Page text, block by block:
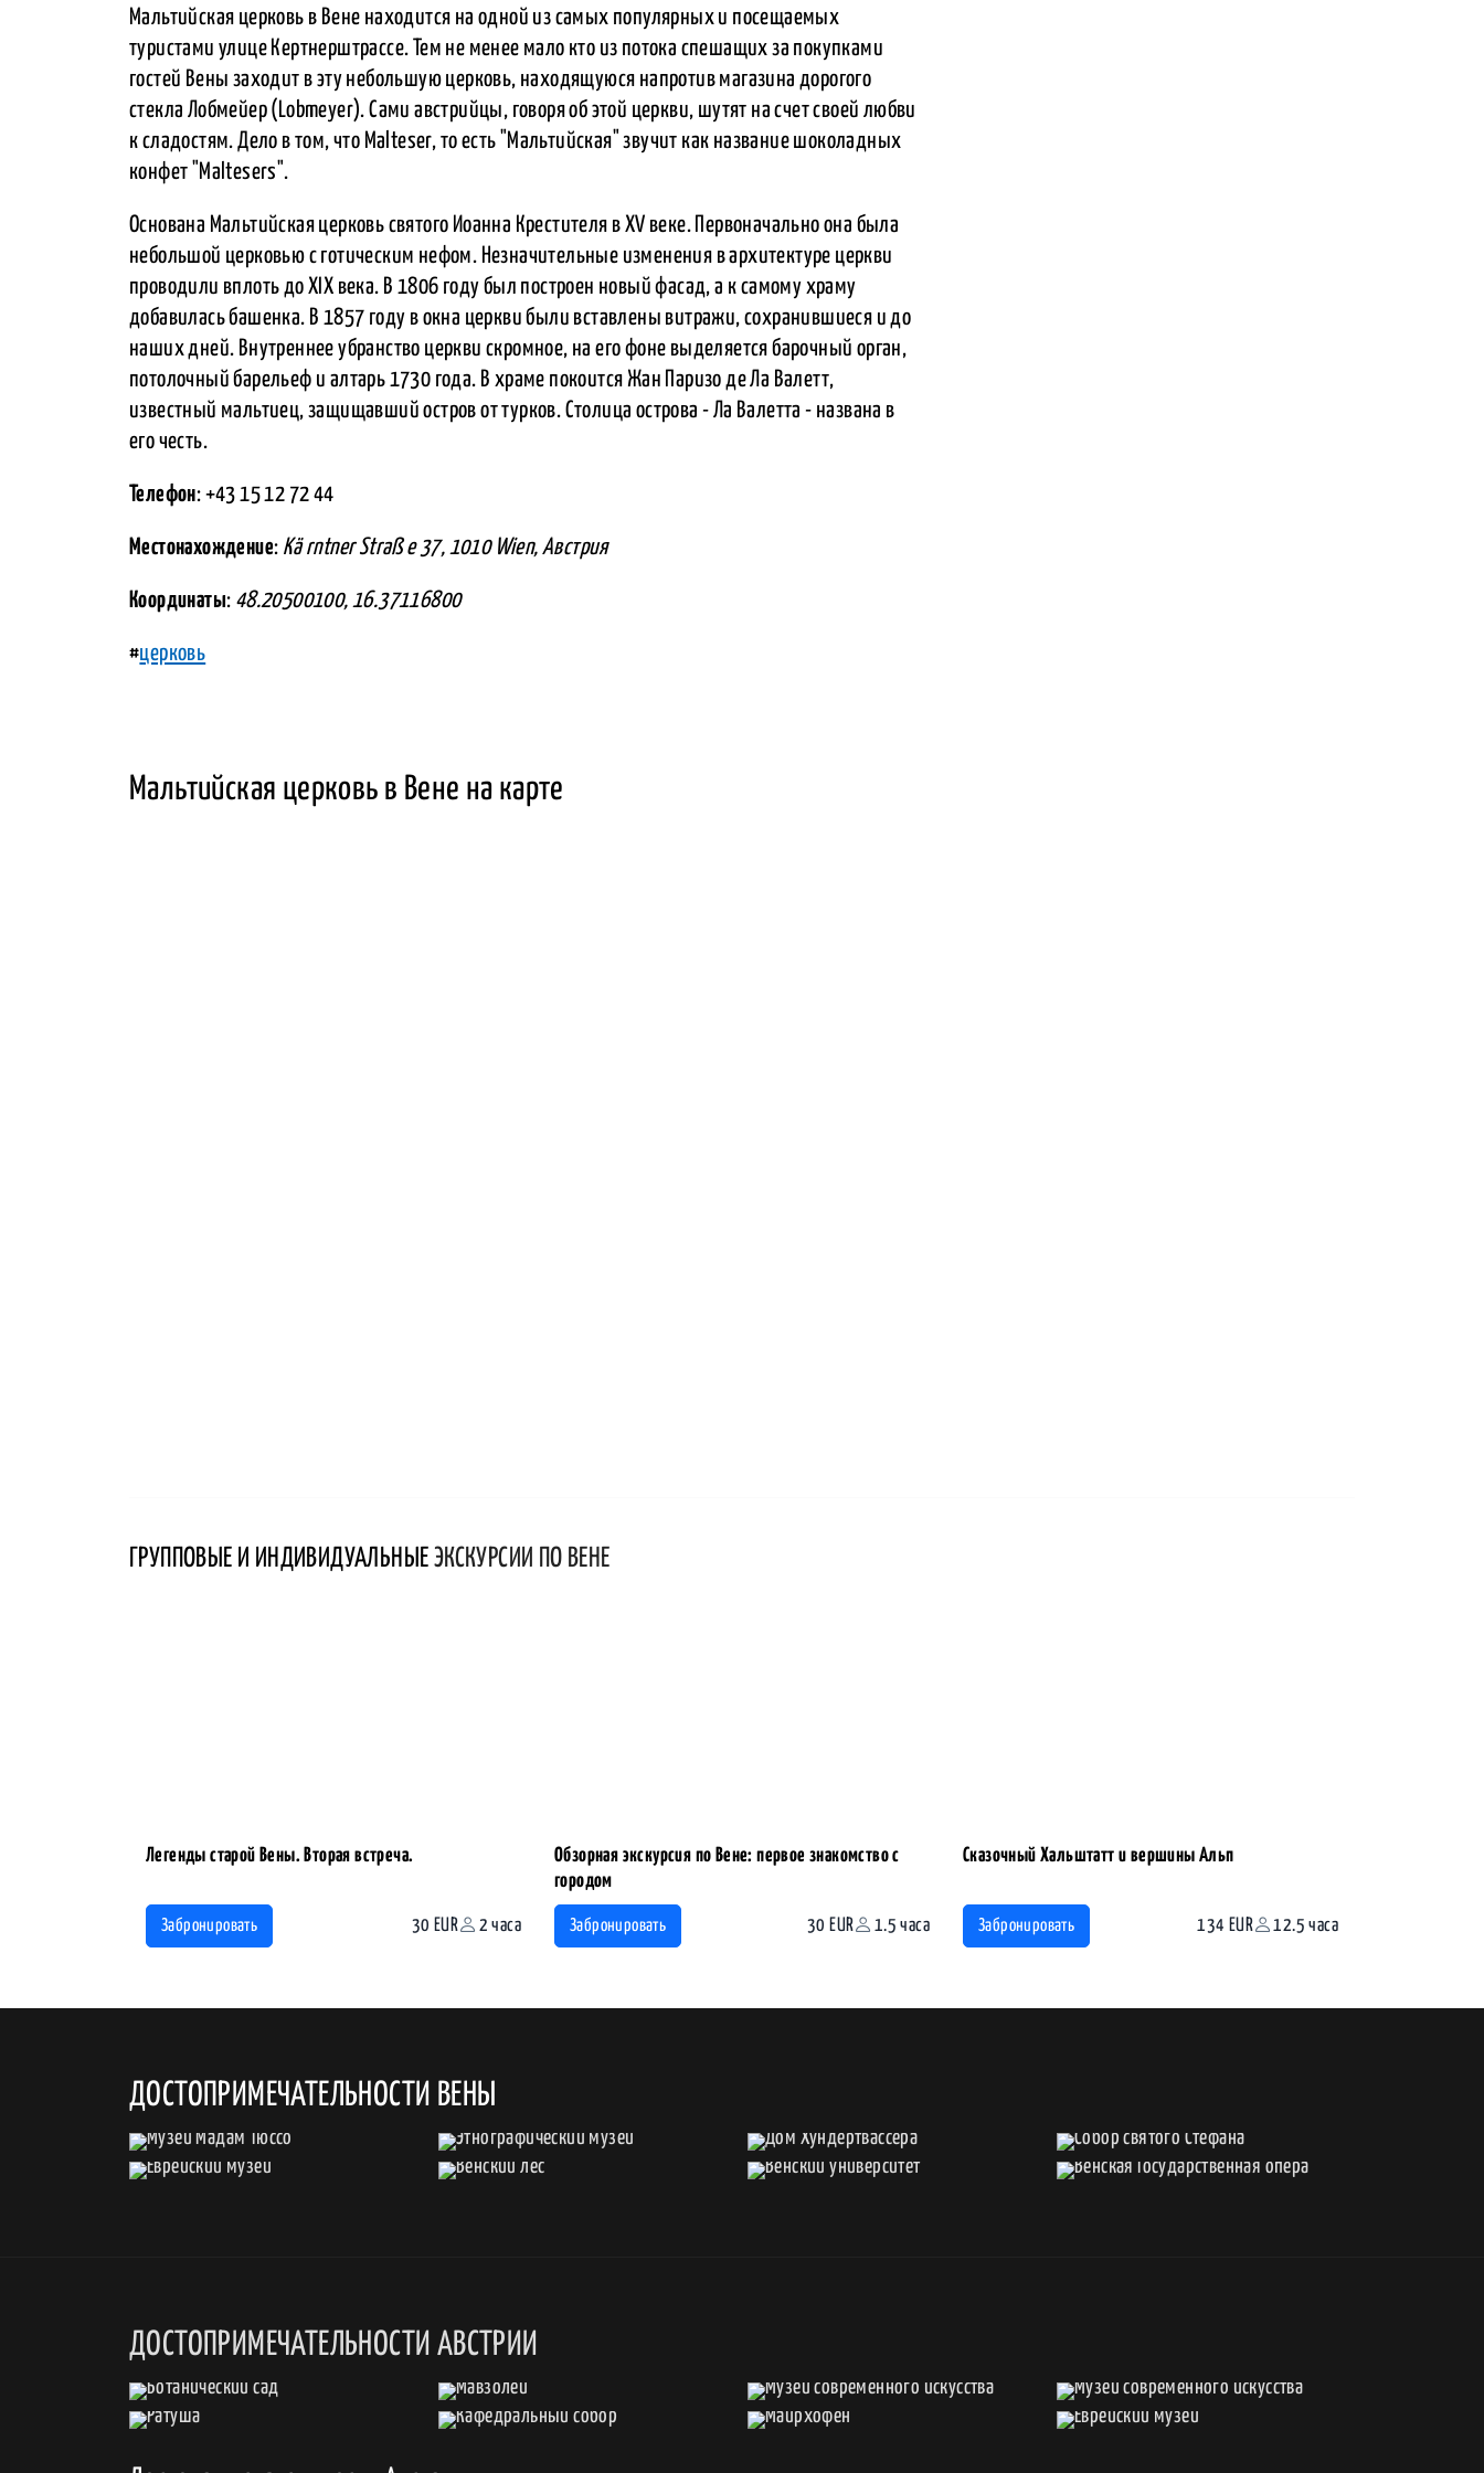
Мальтийская церковь в Вене находится на одной из самых популярных и посещаемых
туристами улице Кертнерштрассе. Тем не менее мало кто из потока спешащих за покупками
гостей Вены заходит в эту небольшую церковь, находящуюся напротив магазина дорогого
стекла Лобмейер (Lobmeyer). Сами австрийцы, говоря об этой церкви, шутят на счет своей любви
к сладостям. Дело в том, что Malteser, то есть "Мальтийская" звучит как название шоколадных
конфет "Maltesers".
Основана Мальтийская церковь святого Иоанна Крестителя в XV веке. Первоначально она была
небольшой церковью с готическим нефом. Незначительные изменения в архитектуре церкви
проводили вплоть до XIX века. В 1806 году был построен новый фасад, а к самому храму
добавилась башенка. В 1857 году в окна церкви были вставлены витражи, сохранившиеся и до
наших дней. Внутреннее убранство церкви скромное, на его фоне выделяется барочный орган,
потолочный барельеф и алтарь 1730 года. В храме покоится Жан Паризо де Ла Валетт,
известный мальтиец, защищавший остров от турков. Столица острова - Ла Валетта - названа в
его честь.
Телефон: +43 15 12 72 44
Местонахождение: Kä rntner Straß e 37, 1010 Wien, Австрия
Координаты: 48.20500100, 16.37116800
#церковь
Мальтийская церковь в Вене на карте
ГРУППОВЫЕ И ИНДИВИДУАЛЬНЫЕ ЭКСКУРСИИ ПО ВЕНЕ
Легенды старой Вены. Вторая встреча.
Забронировать 30 EUR 2 часа
Обзорная экскурсия по Вене: первое знакомство с
городом
Забронировать 30 EUR 1.5 часа
Сказочный Хальштатт и вершины Альп
Забронировать 134 EUR 12.5 часа
ДОСТОПРИМЕЧАТЕЛЬНОСТИ ВЕНЫ
ДОСТОПРИМЕЧАТЕЛЬНОСТИ АВСТРИИ